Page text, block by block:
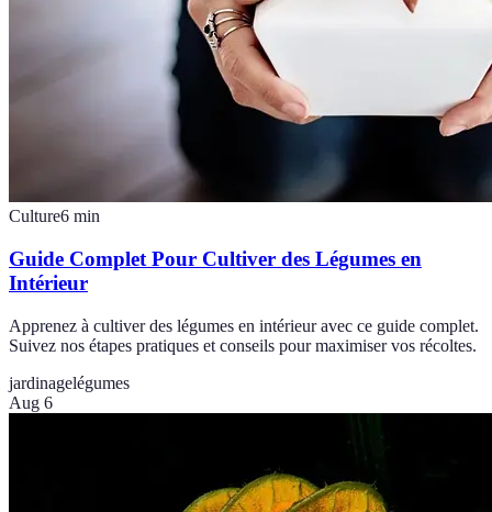
Culture6 min
Guide Complet Pour Cultiver des Légumes en
Intérieur
Apprenez à cultiver des légumes en intérieur avec ce guide complet.
Suivez nos étapes pratiques et conseils pour maximiser vos récoltes.
jardinagelégumes
Aug 6